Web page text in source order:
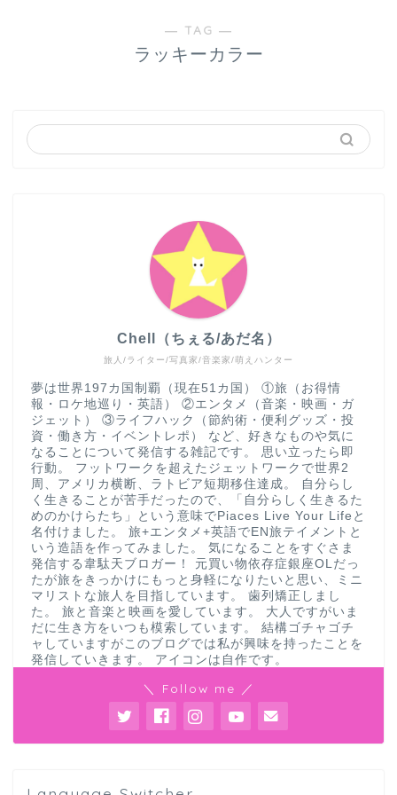
― TAG ―
ラッキーカラー
旅人/ライター/写真家/音楽家/萌えハンター
Chell（ちぇる/あだ名）
夢は世界197カ国制覇（現在51カ国） ①旅（お得情
報・ロケ地巡り・英語） ②エンタメ（音楽・映画・ガ
ジェット） ③ライフハック（節約術・便利グッズ・投
資・働き方・イベントレポ） など、好きなものや気に
なることについて発信する雑記です。 思い立ったら即
行動。 フットワークを超えたジェットワークで世界2
周、アメリカ横断、ラトビア短期移住達成。 自分らし
く生きることが苦手だったので、「自分らしく生きるた
めのかけらたち」という意味でPiaces Live Your Lifeと
名付けました。 旅+エンタメ+英語でEN旅テイメントと
いう造語を作ってみました。 気になることをすぐさま
発信する韋駄天ブロガー！ 元買い物依存症銀座OLだっ
たが旅をきっかけにもっと身軽になりたいと思い、ミニ
マリストな旅人を目指しています。 歯列矯正しまし
た。 旅と音楽と映画を愛しています。 大人ですがいま
だに生き方をいつも模索しています。 結構ゴチャゴチ
ャしていますがこのブログでは私が興味を持ったことを
発信していきます。 アイコンは自作です。
＼ Follow me ／